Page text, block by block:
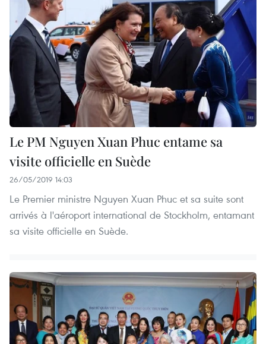
Le PM Nguyen Xuan Phuc entame sa
visite officielle en Suède
26/05/2019 14:03
Le Premier ministre Nguyen Xuan Phuc et sa suite sont
arrivés à l'aéroport international de Stockholm, entamant
sa visite officielle en Suède.